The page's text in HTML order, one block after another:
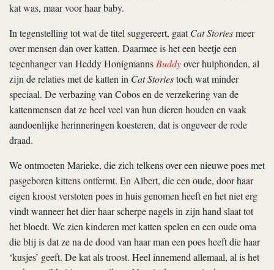
kat was, maar voor haar baby.
In tegenstelling tot wat de titel suggereert, gaatCat Storiesmeer
over mensen dan over katten. Daarmee is het een beetje een
tegenhanger van Heddy Honigmanns Buddyover hulphonden, al
zijn de relaties met de katten in Cat Storiestoch wat minder
speciaal. De verbazing van Cobos en de verzekering van de
kattenmensen dat ze heel veel van hun dieren houden en vaak
aandoenlijke herinneringen koesteren, dat is ongeveer de rode
draad.
We ontmoeten Marieke, die zich telkens over een nieuwe poes met
pasgeboren kittens ontfermt. En Albert, die een oude, door haar
eigen kroost verstoten poes in huis genomen heeft en het niet erg
vindt wanneer het dier haar scherpe nagels in zijn hand slaat tot
het bloedt. We zien kinderen met katten spelen en een oude oma
die blij is dat ze na de dood van haar man een poes heeft die haar
‘kusjes’ geeft. De kat als troost. Heel innemend allemaal, al is het